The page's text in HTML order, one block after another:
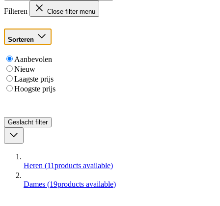
Filteren Close filter menu
Sorteren
Aanbevolen
Nieuw
Laagste prijs
Hoogste prijs
Geslacht filter
Heren (11products available)
Dames (19products available)